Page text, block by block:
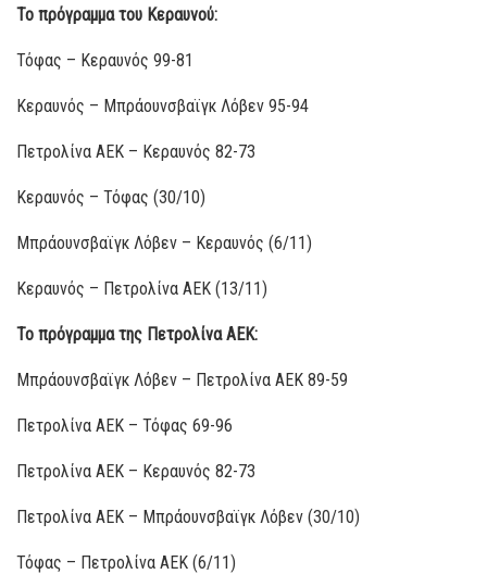
Το πρόγραμμα του Κεραυνού:
Τόφας – Κεραυνός 99-81
Κεραυνός – Μπράουνσβαϊγκ Λόβεν 95-94
Πετρολίνα ΑΕΚ – Κεραυνός 82-73
Κεραυνός – Τόφας (30/10)
Μπράουνσβαϊγκ Λόβεν – Κεραυνός (6/11)
Κεραυνός – Πετρολίνα ΑΕΚ (13/11)
Το πρόγραμμα της Πετρολίνα ΑΕΚ:
Μπράουνσβαϊγκ Λόβεν – Πετρολίνα ΑΕΚ 89-59
Πετρολίνα ΑΕΚ – Τόφας 69-96
Πετρολίνα ΑΕΚ – Κεραυνός 82-73
Πετρολίνα ΑΕΚ – Μπράουνσβαϊγκ Λόβεν (30/10)
Τόφας – Πετρολίνα ΑΕΚ (6/11)